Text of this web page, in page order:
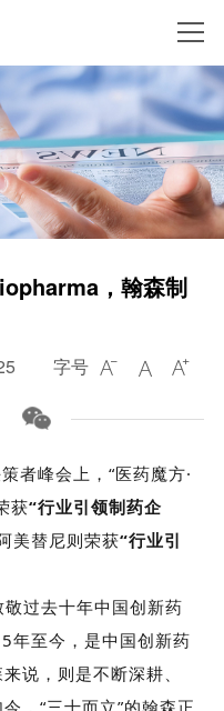
，翰森制
字号   
者峰会上，“医药魔方·
获“行业引领制药企
美替尼则荣获“行业引
敬过去十年中国创新药
年至今，是中国创新药
说，则是不断深耕、
， “三十而立”的翰森正